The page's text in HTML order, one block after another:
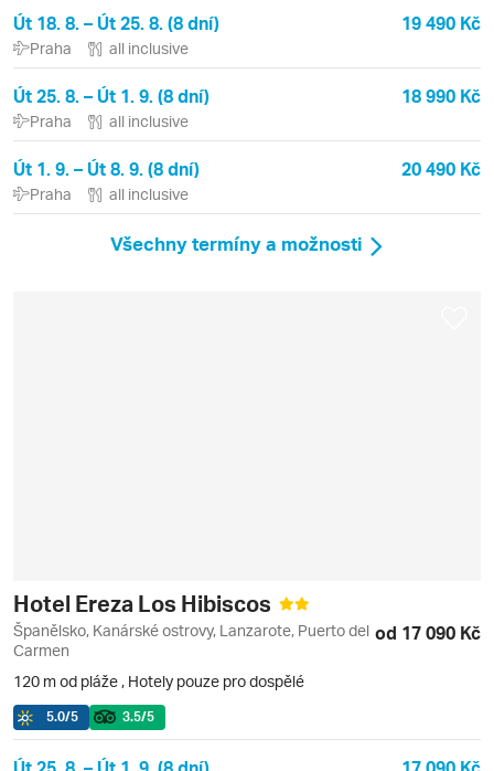
Út 18. 8. – Út 25. 8. (8 dní) 19 490 Kč
Praha all inclusive
Út 25. 8. – Út 1. 9. (8 dní) 18 990 Kč
Praha all inclusive
Út 1. 9. – Út 8. 9. (8 dní) 20 490 Kč
Praha all inclusive
Všechny termíny a možnosti
Hotel Ereza Los Hibiscos
Španělsko, Kanárské ostrovy, Lanzarote, Puerto del
Carmen
od 17 090 Kč
120 m od pláže , Hotely pouze pro dospělé
5.0/5 3.5/5